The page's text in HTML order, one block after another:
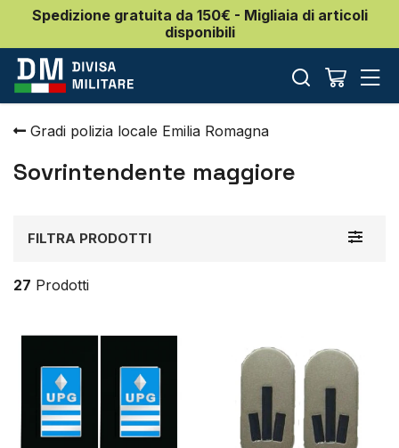
Spedizione gratuita da 150€ - Migliaia di articoli
disponibili
Gradi polizia locale Emilia Romagna
Sovrintendente maggiore
Toggle
FILTRA PRODOTTI
27 Prodotti